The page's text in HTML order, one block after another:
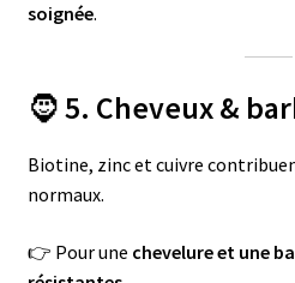
soignée.
🧔5. Cheveux &
Biotine, zinc et cuivre
normaux.
👉 Pour une chevelure et une